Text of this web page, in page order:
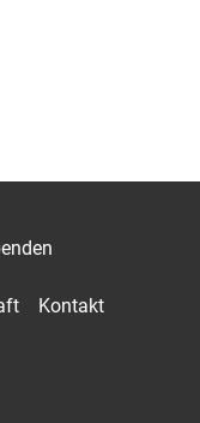
Kontakt